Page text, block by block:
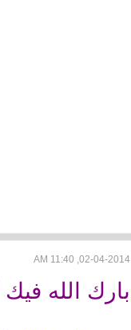
02-04-2014, 11:40 AM
بارك الله